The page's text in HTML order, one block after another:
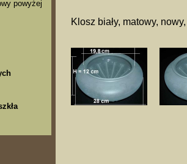
powyżej
Klosz biały, matowy,